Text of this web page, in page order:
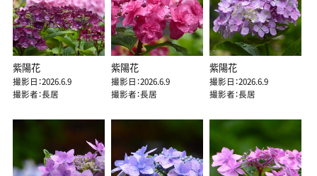
紫陽花
撮影日：2026.6.9
撮影者：長居
紫陽花
撮影日：2026.6.9
撮影者：長居
紫陽花
撮影日：2026.6.9
撮影者：長居